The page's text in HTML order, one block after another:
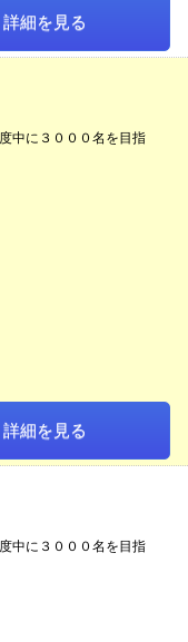
詳細を見る
中に３０００名を目指
詳細を見る
中に３０００名を目指